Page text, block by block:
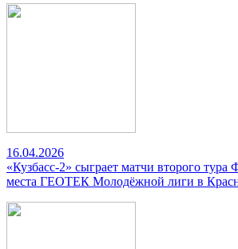
16.04.2026
«Кузбасс-2» сыграет матчи второго тура
места ГЕОТЕК Молодёжной лиги в